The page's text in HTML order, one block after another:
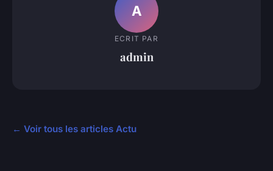
A
ECRIT PAR
admin
← Voir tous les articles Actu